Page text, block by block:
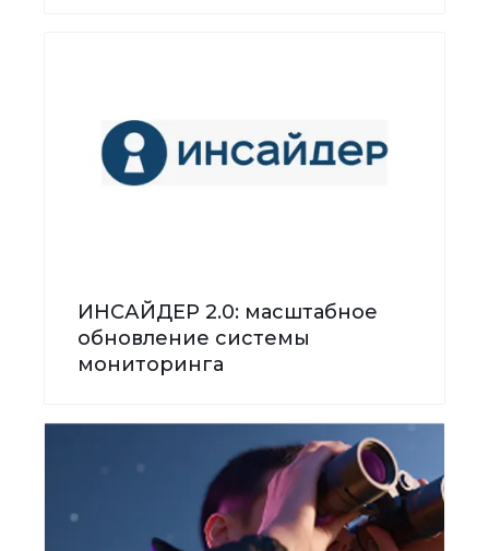
ИНСАЙДЕР 2.0: масштабное
обновление системы
мониторинга